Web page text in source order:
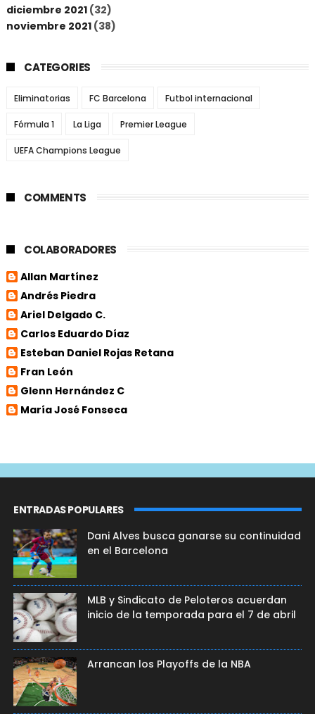
diciembre 2021(32)
noviembre 2021(38)
CATEGORIES
Eliminatorias FC Barcelona Futbol internacional
Fórmula 1 La Liga Premier League
UEFA Champions League
COMMENTS
COLABORADORES
Allan Martínez
Andrés Piedra
Ariel Delgado C.
Carlos Eduardo Díaz
Esteban Daniel Rojas Retana
Fran León
Glenn Hernández C
María José Fonseca
ENTRADAS POPULARES
Dani Alves busca ganarse su continuidad
en el Barcelona
MLB y Sindicato de Peloteros acuerdan
inicio de la temporada para el 7 de abril
Arrancan los Playoffs de la NBA